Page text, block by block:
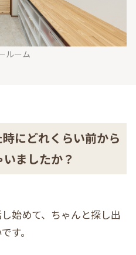
ルーム
にどれくらい前から
ましたか？
始めて、ちゃんと探し出
す。